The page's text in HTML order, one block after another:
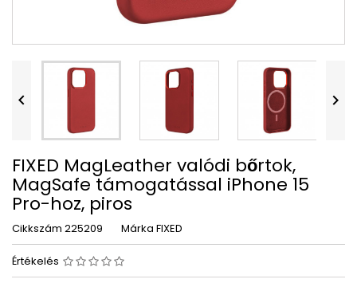
 
FIXED MagLeather valódi bőrtok,
MagSafe támogatással iPhone 15
Pro-hoz, piros
Cikkszám 225209 Márka FIXED
Értékelés